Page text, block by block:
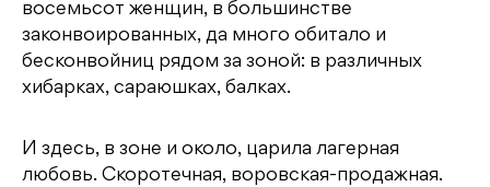
восемьсот женщин, в большинстве
законвоированных, да много обитало и
бесконвойниц рядом за зоной: в различных
хибарках, сараюшках, балках.
И здесь, в зоне и около, царила лагерная
любовь. Скоротечная, воровская-продажная.